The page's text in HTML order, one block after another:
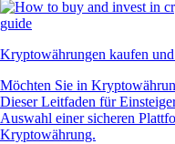
Kryptowährungen kaufen
Möchten Sie in
Dieser Leitfaden für
Auswahl einer sicheren
Kryptowährung.